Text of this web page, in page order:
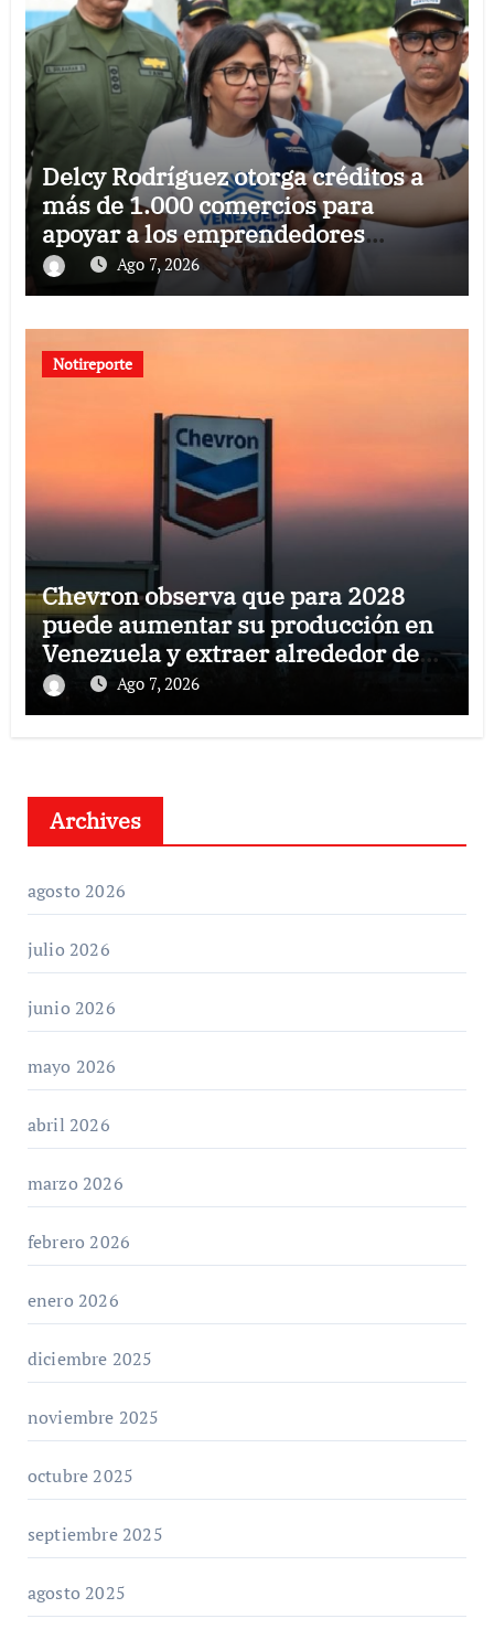
Delcy Rodríguez otorga créditos a
más de 1.000 comercios para
apoyar a los emprendedores
afectados por los terremotos
Ago 7, 2026
Notireporte
Chevron observa que para 2028
puede aumentar su producción en
Venezuela y extraer alrededor de
420.000 barriles diarios
Ago 7, 2026
Archives
agosto 2026
julio 2026
junio 2026
mayo 2026
abril 2026
marzo 2026
febrero 2026
enero 2026
diciembre 2025
noviembre 2025
octubre 2025
septiembre 2025
agosto 2025